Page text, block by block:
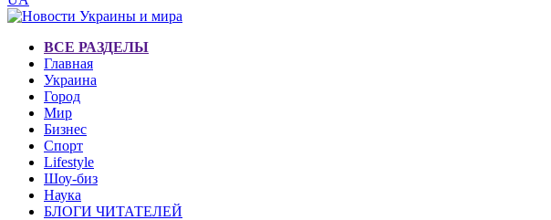
ВСЕ РАЗДЕЛЫ
Главная
Украина
Город
Мир
Бизнес
Спорт
Lifestyle
Шоу-биз
Наука
БЛОГИ ЧИТАТЕЛЕЙ